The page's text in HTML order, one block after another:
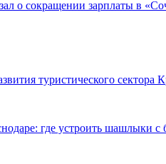
о сокращении зарплаты в
туристического сектора
где устроить шашлыки с